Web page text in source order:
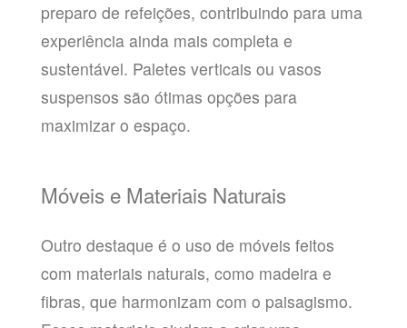
preparo de refeições, contribuindo para uma
experiência ainda mais completa e
sustentável. Paletes verticais ou vasos
suspensos são ótimas opções para
maximizar o espaço.
Móveis e Materiais Naturais
Outro destaque é o uso de móveis feitos
com materiais naturais, como madeira e
fibras, que harmonizam com o paisagismo.